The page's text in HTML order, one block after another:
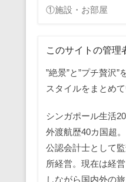
①施設・お部屋
このサイトの管理
”絶景”と”プチ贅沢
スタイルをまとめて
シンガポール生活
外渡航歴40カ国超。
公認会計士として
所経営。現在は経
しながら国内外の